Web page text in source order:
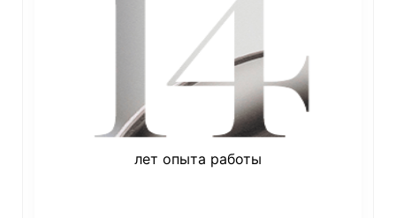
лет опыта работы